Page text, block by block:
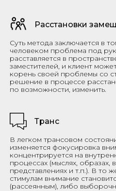
Расстановки
Суть метода заключается в
человеком проблема под
расставляется в
заместителей, и клиент
корень своей проблемы со
решение в процессе
по возможности, изменить.
Транс
В легком трансовом
изменяется фокусировка
концентрируется на
процессах (мыслях, образах,
представлениях и т.п.). В то
стимулам внимание
(рассеянным), либо